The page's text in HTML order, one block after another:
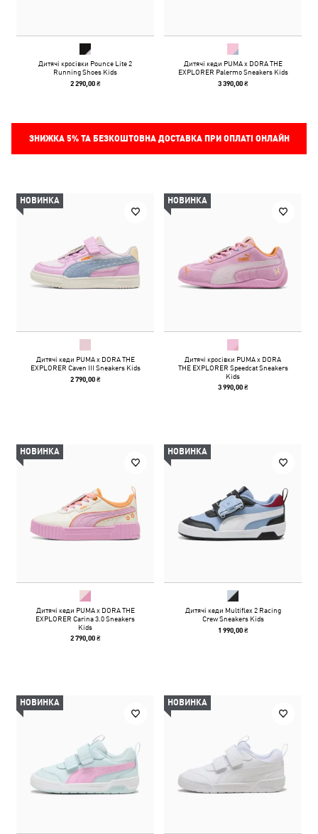
Дитячі кросівки Pounce Lite 2
Running Shoes Kids
2 290,00 ₴
Дитячі кеди PUMA x DORA THE
EXPLORER Palermo Sneakers Kids
3 390,00 ₴
ЗНИЖКА 5%ТА БЕЗКОШТОВНА ДОСТАВКА ПРИ ОПЛАТІ ОНЛАЙН
НОВИНКА
Дитячі кеди PUMA x DORA THE
EXPLORER Caven III Sneakers Kids
2 790,00 ₴
НОВИНКА
Дитячі кросівки PUMA x DORA
THE EXPLORER Speedcat Sneakers
Kids
3 990,00 ₴
НОВИНКА
Дитячі кеди PUMA x DORA THE
EXPLORER Carina 3.0 Sneakers
Kids
2 790,00 ₴
НОВИНКА
Дитячі кеди Multiflex 2 Racing
Crew Sneakers Kids
1 990,00 ₴
НОВИНКА НОВИНКА